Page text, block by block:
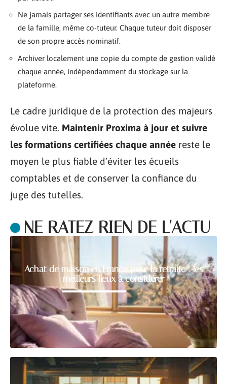
Ne jamais partager ses identifiants avec un autre membre
de la famille, même co-tuteur. Chaque tuteur doit disposer
de son propre accès nominatif.
Archiver localement une copie du compte de gestion validé
chaque année, indépendamment du stockage sur la
plateforme.
Le cadre juridique de la protection des majeurs
évolue vite. Maintenir Proxima à jour et suivre
les formations certifiées chaque année reste le
moyen le plus fiable d’éviter les écueils
comptables et de conserver la confiance du
juge des tutelles.
NE RATEZ RIEN DE L'ACTU
Achat de maison en France pour la retraite : les
meilleurs lieux à considérer